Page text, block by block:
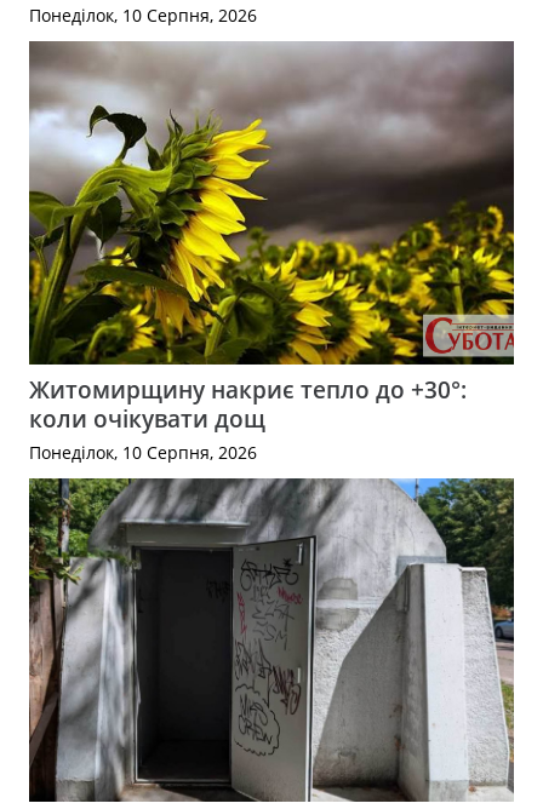
Понеділок, 10 Серпня, 2026
Житомирщину накриє тепло до +30°:
коли очікувати дощ
Понеділок, 10 Серпня, 2026